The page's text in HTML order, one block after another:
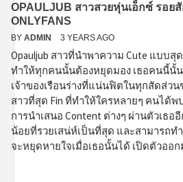
OPAULJUB สาวสวยหุ่นเอ็กซ์ รอย
ONLYFANS
BY ADMIN 3 YEARS AGO
Opauljub สาวที่นำพาความ Cute แบบ
ทำให้ทุกคนนั้นต้องหยุดมอง เธอคนนี้นั้
เจ้าของเรือนร่างที่แน่นฟิตในทุกสัดส่ว
สาวที่สุด Fin ที่ทำให้ใครหลายๆ คนได้
การนำเสนอ Content ต่างๆ ผ่านตัวเธอ
น้อยที่รวยเสน่ห์เป็นที่สุด และสามารถ
จะหยุดหายใจเมื่อเธอนั้นได้ เปิดตัวออก